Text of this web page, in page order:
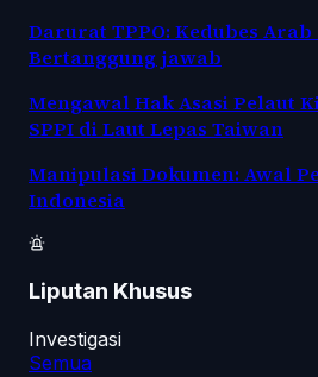
Darurat TPPO: Kedubes
Bertanggung jawab
Mengawal Hak Asasi Pelaut
SPPI di Laut Lepas Taiwan
Manipulasi Dokumen: Awal
Indonesia
Liputan Khusus
Investigasi
Semua